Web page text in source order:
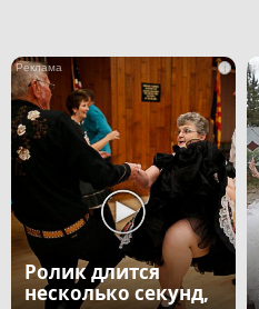
i
Ролик длится
несколько секунд,